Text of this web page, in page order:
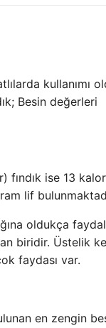
kullanımı
Besin değerleri
fındık ise 13
lif
oldukça
biridir. Üstelik
faydası var.
en zengin